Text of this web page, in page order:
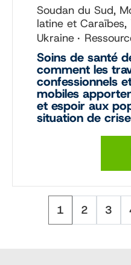
Soudan du Sud,
latine et Caraïbes,
Ukraine
Soins de santé
comment les
confessionnels
mobiles
et espoir aux
situation de crise
Pagination
1 2 3